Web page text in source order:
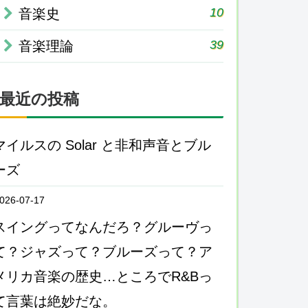
音楽史 10
音楽理論 39
最近の投稿
イルスの Solar と非和声音とブル
ズ
07-17
イングってなんだろ？グルーヴっ
？ジャズって？ブルーズって？ア
リカ音楽の歴史…ところでR&Bっ
言葉は絶妙だな。